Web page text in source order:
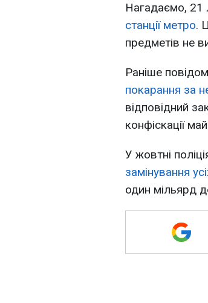
Нагадаємо, 21
станції метро.
предметів не
Раніше
покарання за
відповідний
конфіскації
У жовтні
замінування
один мільярд